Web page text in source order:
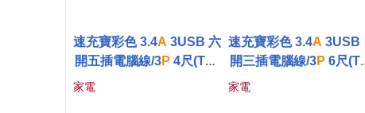
速充寶彩色 3.4A 3USB 六
開五插電腦線/3P 4尺(Typ
eA*2+TypeC*1)(顏色任
家電
速充寶彩色 3.4A 3USB
開三插電腦線/3P 6尺
eA*2+TypeC*1)(顏色任
家電